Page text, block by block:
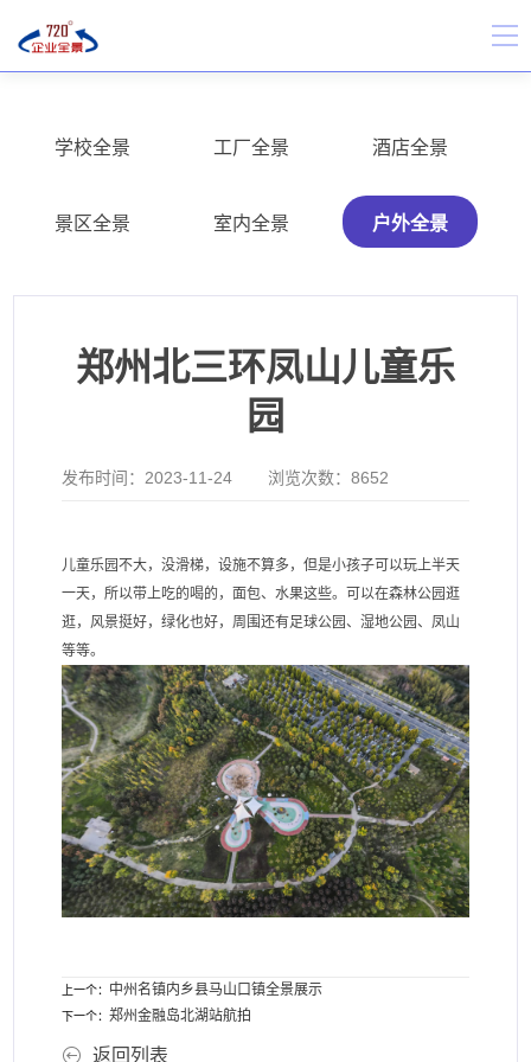
学校全景 工厂全景 酒店全景
景区全景 室内全景 户外全景
郑州北三环凤山儿童乐
园
发布时间： 2023-11-24 浏览次数：8652
儿童乐园不大，没滑梯，设施不算多，但是小孩子可以玩上半天
一天，所以带上吃的喝的，面包、水果这些。可以在森林公园逛
逛，风景挺好，绿化也好，周围还有足球公园、湿地公园、凤山
等等。
上一个： 中州名镇内乡县马山口镇全景展示
下一个：郑州金融岛北湖站航拍
返回列表